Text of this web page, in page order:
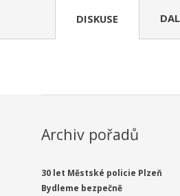
DISKUSE
Archiv pořadů
30 let Městské policie Plzeň
Bydleme bezpečně